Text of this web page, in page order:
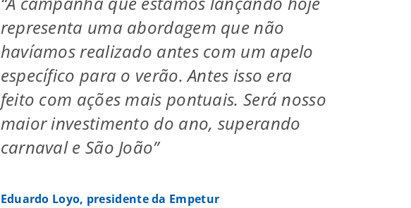
representa uma abordagem que não
havíamos realizado antes com um apelo
específico para o verão. Antes isso era
feito com ações mais pontuais. Será nosso
maior investimento do ano, superando
carnaval e São João”
Eduardo Loyo, presidente da Empetur